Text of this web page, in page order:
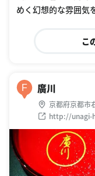
めく幻想的な雰囲気
こ
F 廣川
京都府京都市
http://unagi-